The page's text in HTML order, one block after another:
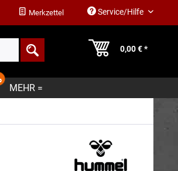
Merkzettel Service/Hilfe
0,00 € *
MEHR =